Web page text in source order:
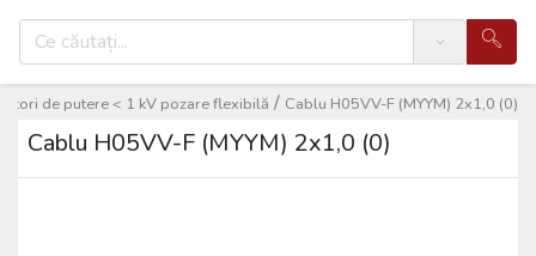
Search
Cablu H05VV-F (MYYM) 2x1,0 (0)
/
de putere < 1 kV pozare flexibilă
Cablu H05VV-F (MYYM) 2x1,0 (0)